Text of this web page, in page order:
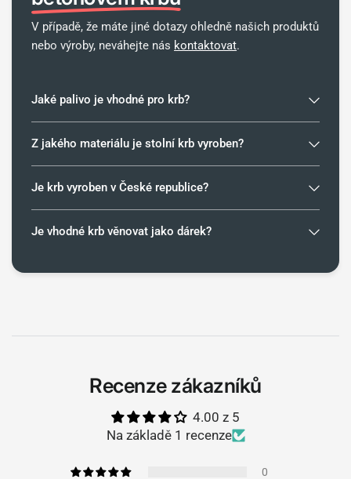
V případě, že máte jiné dotazy ohledně našich produktů
nebo výroby, neváhejte nás kontaktovat.
Jaké palivo je vhodné pro krb?
Z jakého materiálu je stolní krb vyroben?
Je krb vyroben v České republice?
Je vhodné krb věnovat jako dárek?
Recenze zákazníků
4.00 z 5
Na základě 1 recenze
0